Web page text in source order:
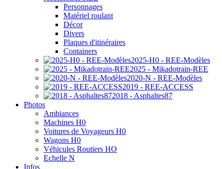
Personnages
Matériel roulant
Décor
Divers
Plaques d'itinéraires
Containers
2025-H0 - REE-Modèles
2025 - Mikadotrain-REE
2020-N - REE-Modèles
2019 - REE-ACCESS
2018 - Asphaltes87
Photos
Ambiances
Machines H0
Voitures de Voyageurs H0
Wagons H0
Véhicules Routiers HO
Echelle N
Infos